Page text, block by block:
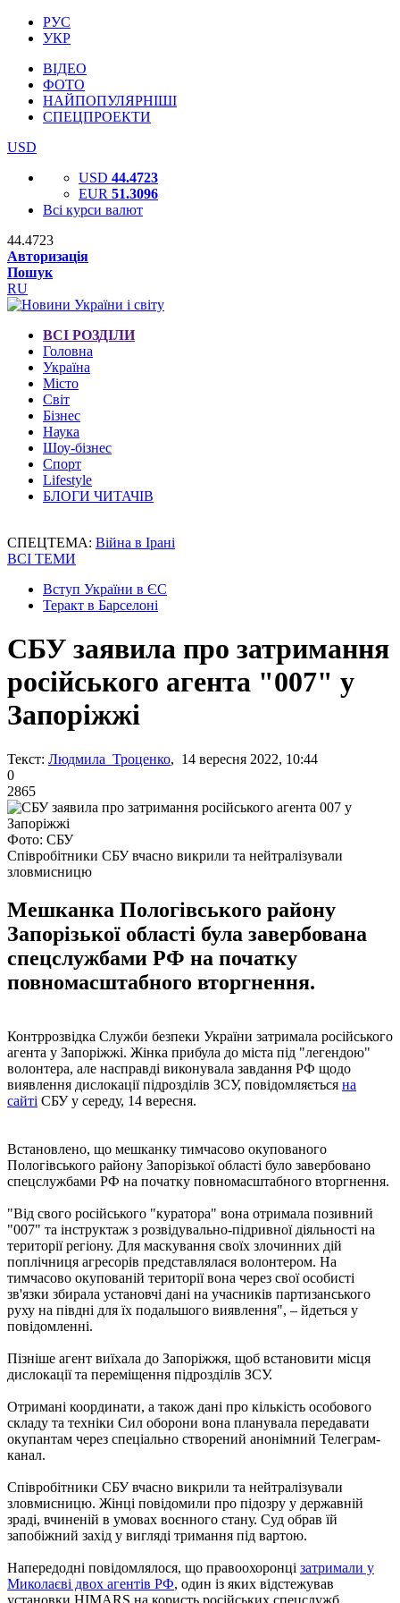
РУС
УКР
ВІДЕО
ФОТО
НАЙПОПУЛЯРНІШІ
СПЕЦПРОЕКТИ
USD
USD 44.4723
EUR 51.3096
Всі курси валют
44.4723
Авторизація
Пошук
RU
ВСІ РОЗДІЛИ
Головна
Україна
Місто
Світ
Бізнес
Наука
Шоу-бізнес
Спорт
Lifestyle
БЛОГИ ЧИТАЧІВ
СПЕЦТЕМА: Війна в Ірані
ВСІ ТЕМИ
Вступ України в ЄС
Теракт в Барселоні
СБУ заявила про затримання
російського агента "007" у
Запоріжжі
Текст: Людмила Троценко, 14 вересня 2022, 10:44
0
2865
Фото: СБУ
Співробітники СБУ вчасно викрили та нейтралізували
зловмисницю
Мешканка Пологівського району
Запорізької області була завербована
спецслужбами РФ на початку
повномасштабного вторгнення.
Контррозвідка Служби безпеки України затримала російського
агента у Запоріжжі. Жінка прибула до міста під "легендою"
волонтера, але насправді виконувала завдання РФ щодо
виявлення дислокації підрозділів ЗСУ, повідомляється на
сайті СБУ у середу, 14 вересня.
Встановлено, що мешканку тимчасово окупованого
Пологівського району Запорізької області було завербовано
спецслужбами РФ на початку повномасштабного вторгнення.
"Від свого російського "куратора" вона отримала позивний
"007" та інструктаж з розвідувально-підривної діяльності на
території регіону. Для маскування своїх злочинних дій
поплічниця агресорів представлялася волонтером. На
тимчасово окупованій території вона через свої особисті
зв'язки збирала установчі дані на учасників партизанського
руху на півдні для їх подальшого виявлення", – йдеться у
повідомленні.
Пізніше агент виїхала до Запоріжжя, щоб встановити місця
дислокації та переміщення підрозділів ЗСУ.
Отримані координати, а також дані про кількість особового
складу та техніки Сил оборони вона планувала передавати
окупантам через спеціально створений анонімний Телеграм-
канал.
Співробітники СБУ вчасно викрили та нейтралізували
зловмисницю. Жінці повідомили про підозру у державній
зраді, вчиненій в умовах воєнного стану. Суд обрав їй
запобіжний захід у вигляді тримання під вартою.
Напередодні повідомлялося, що правоохоронці затримали у
Миколаєві двох агентів РФ, один із яких відстежував
установки HIMARS на користь російських спецслужб.